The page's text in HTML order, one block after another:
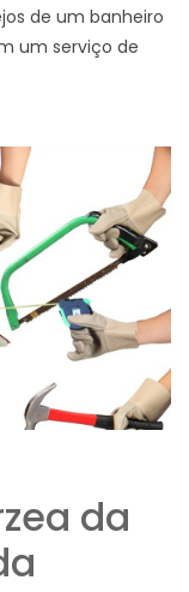
de um banheiro
um serviço de
da